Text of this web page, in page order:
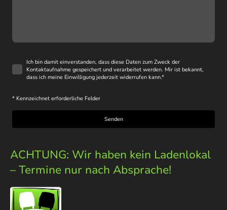
Ich bin damit einverstanden, dass diese Daten zum Zweck der
Kontaktaufnahme gespeichert und verarbeitet werden. Mir ist bekannt,
dass ich meine Einwilligung jederzeit widerrufen kann.*
* Kennzeichnet erforderliche Felder
Senden
ACHTUNG: Wir haben kein Ladenlokal
– Termine nur nach Absprache!